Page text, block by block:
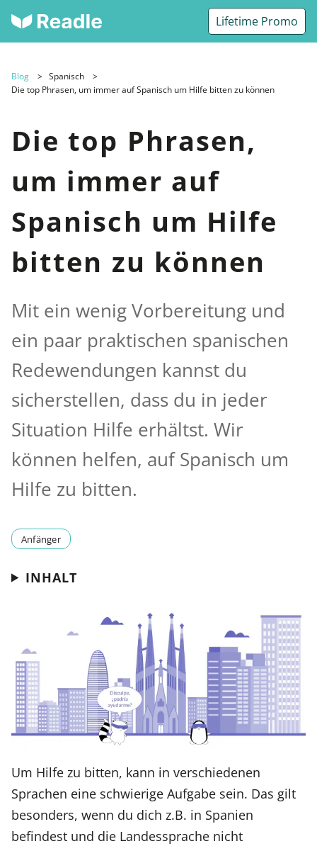
Lifetime Promo
Blog
Spanisch
Die top Phrasen, um immer auf Spanisch um Hilfe bitten zu können
Die top Phrasen,
um immer auf
Spanisch um Hilfe
bitten zu können
Mit ein wenig Vorbereitung und
ein paar praktischen spanischen
Redewendungen kannst du
sicherstellen, dass du in jeder
Situation Hilfe erhältst. Wir
können helfen, auf Spanisch um
Hilfe zu bitten.
Anfänger
INHALT
Um Hilfe zu bitten, kann in verschiedenen
Sprachen eine schwierige Aufgabe sein. Das gilt
besonders, wenn du dich z.B. in Spanien
befindest und die Landessprache nicht